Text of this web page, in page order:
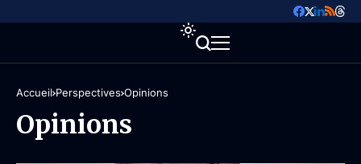
Accueil Perspectives Opinions
Opinions